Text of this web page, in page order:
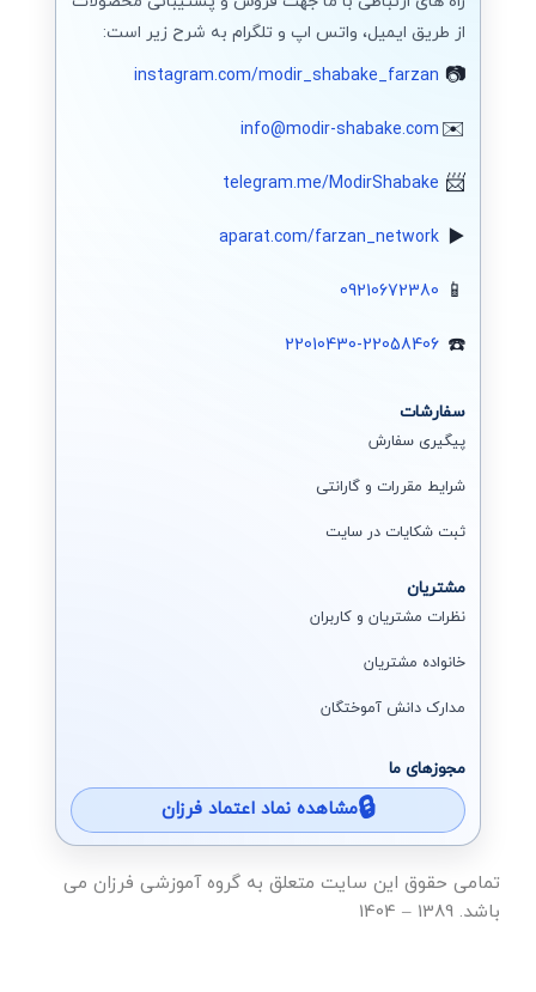
از طریق ایمیل، واتس اپ و تلگرام به شرح زیر است:
instagram.com/modir_shabake_farzan
info@modir-shabake.com
telegram.me/ModirShabake
aparat.com/farzan_network
09210672380
22010430-22058406
سفارشات
پیگیری سفارش
شرایط مقررات و گارانتی
ثبت شکایات در سایت
مشتریان
نظرات مشتریان و کاربران
خانواده مشتریان
مدارک دانش آموختگان
مجوزهای ما
مشاهده نماد اعتماد فرزان
تمامی حقوق این سایت متعلق به گروه آموزشی فرزان می
باشد. 1389 – 1404